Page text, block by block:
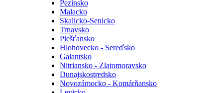
Pezinsko
Malacko
Skalicko-Senicko
Trnavsko
Piešťansko
Hlohovecko - Sereďsko
Galantsko
Nitriansko - Zlatomoravsko
Dunajskostredsko
Novozámocko - Komárňansko